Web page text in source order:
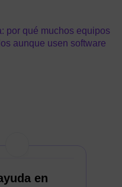
por qué muchos equipos
aunque usen software
en